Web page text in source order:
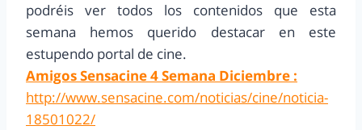
podréis ver todos los contenidos que esta
semana hemos querido destacar en este
estupendo portal de cine.
Amigos Sensacine 4 Semana Diciembre :
http://www.sensacine.com/noticias/cine/noticia-
18501022/